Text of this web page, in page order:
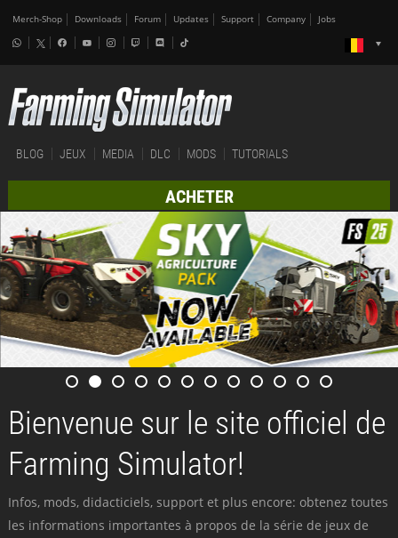
Merch-Shop Downloads Forum Updates Support Company Jobs
BLOG JEUX MEDIA DLC MODS TUTORIALS
ACHETER
Bienvenue sur le site officiel de
Farming Simulator!
Infos, mods, didacticiels, support et plus encore: obtenez toutes
les informations importantes à propos de la série de jeux de